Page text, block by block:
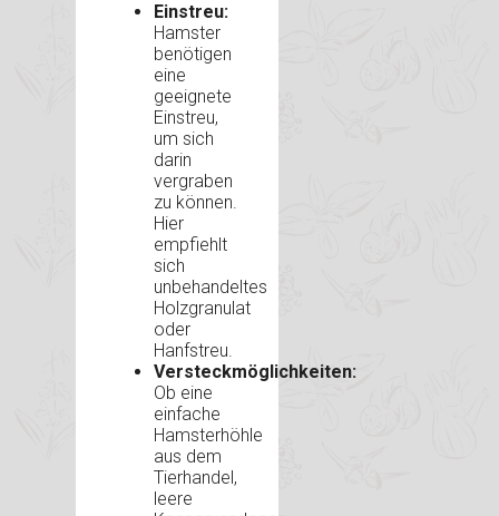
Einstreu:
Hamster
benötigen
eine
geeignete
Einstreu,
um sich
darin
vergraben
zu können.
Hier
empfiehlt
sich
unbehandeltes
Holzgranulat
oder
Hanfstreu.
Versteckmöglichkeiten:
Ob eine
einfache
Hamsterhöhle
aus dem
Tierhandel,
leere